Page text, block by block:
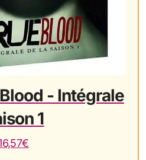
- Intégrale
1
16,57€